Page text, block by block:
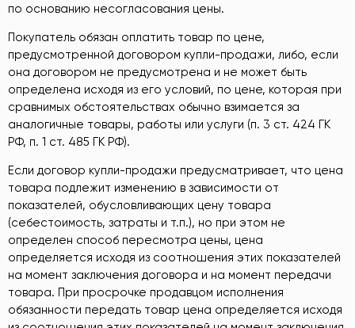
по основанию несогласования цены.
Покупатель обязан оплатить товар по цене,
предусмотренной договором купли-продажи, либо, если
она договором не предусмотрена и не может быть
определена исходя из его условий, по цене, которая при
сравнимых обстоятельствах обычно взимается за
аналогичные товары, работы или услуги (п. 3 ст. 424 ГК
РФ, п. 1 ст. 485 ГК РФ).
Если договор купли-продажи предусматривает, что цена
товара подлежит изменению в зависимости от
показателей, обусловливающих цену товара
(себестоимость, затраты и т.п.), но при этом не
определен способ пересмотра цены, цена
определяется исходя из соотношения этих показателей
на момент заключения договора и на момент передачи
товара. При просрочке продавцом исполнения
обязанности передать товар цена определяется исходя